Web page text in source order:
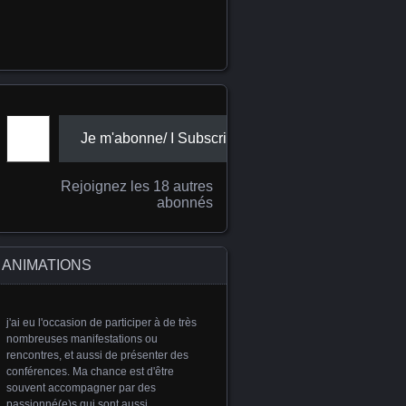
Adresse e-mail
Je m'abonne/ I Subscribe
Rejoignez les 18 autres
abonnés
ANIMATIONS
j'ai eu l'occasion de participer à de très
nombreuses manifestations ou
rencontres, et aussi de présenter des
conférences. Ma chance est d'être
souvent accompagner par des